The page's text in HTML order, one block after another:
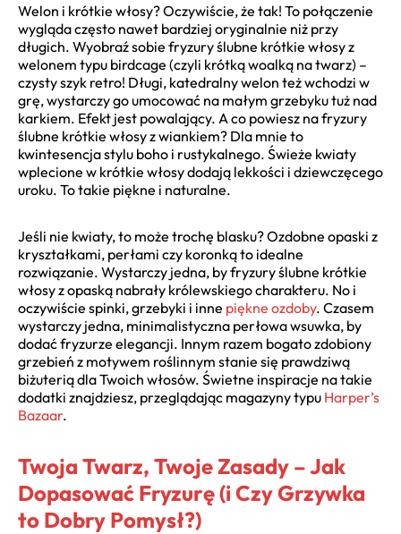
Welon i krótkie włosy? Oczywiście, że tak! To połączenie
wygląda często nawet bardziej oryginalnie niż przy
długich. Wyobraź sobie fryzury ślubne krótkie włosy z
welonem typu birdcage (czyli krótką woalką na twarz) –
czysty szyk retro! Długi, katedralny welon też wchodzi w
grę, wystarczy go umocować na małym grzebyku tuż nad
karkiem. Efekt jest powalający. A co powiesz na fryzury
ślubne krótkie włosy z wiankiem? Dla mnie to
kwintesencja stylu boho i rustykalnego. Świeże kwiaty
wplecione w krótkie włosy dodają lekkości i dziewczęcego
uroku. To takie piękne i naturalne.
Jeśli nie kwiaty, to może trochę blasku? Ozdobne opaski z
kryształkami, perłami czy koronką to idealne
rozwiązanie. Wystarczy jedna, by fryzury ślubne krótkie
włosy z opaską nabrały królewskiego charakteru. No i
oczywiście spinki, grzebyki i inne piękne ozdoby. Czasem
wystarczy jedna, minimalistyczna perłowa wsuwka, by
dodać fryzurze elegancji. Innym razem bogato zdobiony
grzebień z motywem roślinnym stanie się prawdziwą
biżuterią dla Twoich włosów. Świetne inspiracje na takie
dodatki znajdziesz, przeglądając magazyny typu Harper’s
Bazaar.
Twoja Twarz, Twoje Zasady – Jak
Dopasować Fryzurę (i Czy Grzywka
to Dobry Pomysł?)